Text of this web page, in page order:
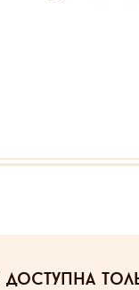
доступна